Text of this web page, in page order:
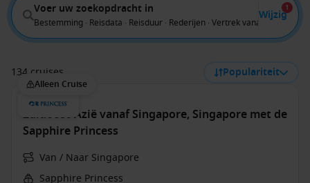
Voer uw zoekopdracht in
Bestemming · Reisdata · Reisduur · Rederijen · Vertrek vanaf
Wijzig
1
134 cruises Populariteit
Alleen Cruise
Zuidoost-Azië vanaf Singapore, Singapore met de
Sapphire Princess
Van / Naar Singapore
Sapphire Princess